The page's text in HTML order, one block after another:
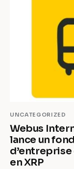
UNCATEGORIZED
Webus
lance un
en XRP